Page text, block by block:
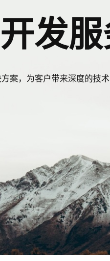
发
案，为客户带来深度的技术